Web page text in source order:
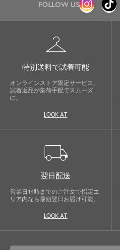
FOLLOW US
checkroom
特別送料で試着可能
オンラインストア限定サービス。
試着返品が集荷手配でスムーズ
に。
LOOK AT
local_shipping
翌日配送
営業日14時までのご注文で指定エ
リア内なら最短翌日お届け可能。
LOOK AT